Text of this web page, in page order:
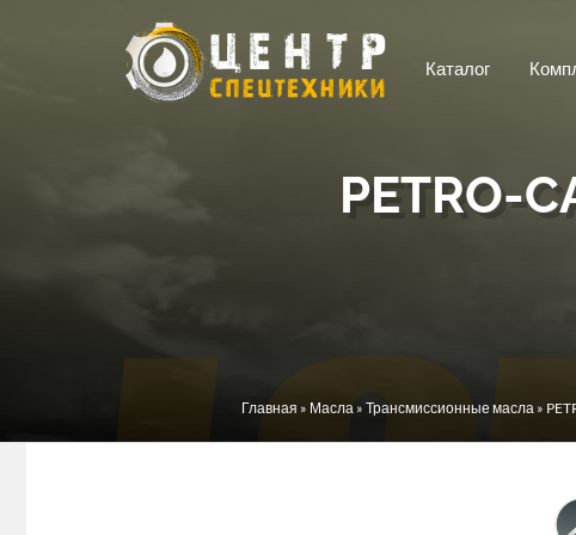
Перейти к основному содержанию
Каталог
PETRO-
Вы здесь
Главная » Масла » Трансмиссионные масла »